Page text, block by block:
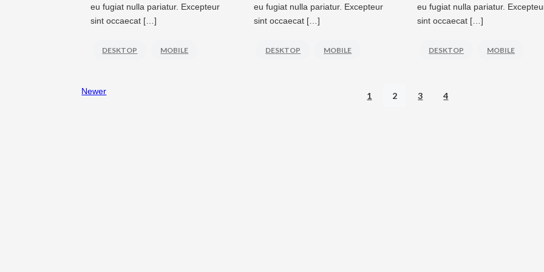
eu fugiat nulla pariatur. Excepteur
sint occaecat […]
DESKTOP MOBILE
eu fugiat nulla pariatur. Excepteur
sint occaecat […]
DESKTOP MOBILE
eu fugiat nulla pariatur.
sint occaecat […]
DESKTOP MOBILE
Newer 1 2 3 4